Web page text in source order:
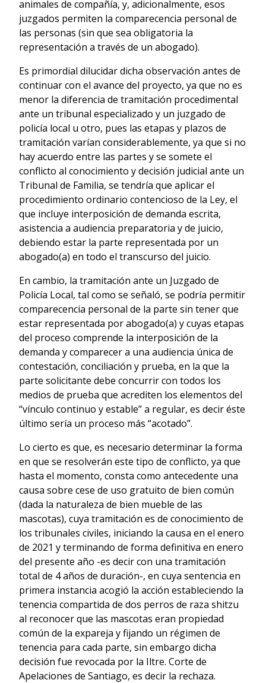
animales de compañía, y, adicionalmente, esos
juzgados permiten la comparecencia personal de
las personas (sin que sea obligatoria la
representación a través de un abogado).
Es primordial dilucidar dicha observación antes de
continuar con el avance del proyecto, ya que no es
menor la diferencia de tramitación procedimental
ante un tribunal especializado y un juzgado de
policía local u otro, pues las etapas y plazos de
tramitación varían considerablemente, ya que si no
hay acuerdo entre las partes y se somete el
conflicto al conocimiento y decisión judicial ante un
Tribunal de Familia, se tendría que aplicar el
procedimiento ordinario contencioso de la Ley, el
que incluye interposición de demanda escrita,
asistencia a audiencia preparatoria y de juicio,
debiendo estar la parte representada por un
abogado(a) en todo el transcurso del juicio.
En cambio, la tramitación ante un Juzgado de
Policía Local, tal como se señaló, se podría permitir
comparecencia personal de la parte sin tener que
estar representada por abogado(a) y cuyas etapas
del proceso comprende la interposición de la
demanda y comparecer a una audiencia única de
contestación, conciliación y prueba, en la que la
parte solicitante debe concurrir con todos los
medios de prueba que acrediten los elementos del
“vínculo continuo y estable” a regular, es decir éste
último sería un proceso más “acotado”.
Lo cierto es que, es necesario determinar la forma
en que se resolverán este tipo de conflicto, ya que
hasta el momento, consta como antecedente una
causa sobre cese de uso gratuito de bien común
(dada la naturaleza de bien mueble de las
mascotas), cuya tramitación es de conocimiento de
los tribunales civiles, iniciando la causa en el enero
de 2021 y terminando de forma definitiva en enero
del presente año -es decir con una tramitación
total de 4 años de duración-, en cuya sentencia en
primera instancia acogió la acción estableciendo la
tenencia compartida de dos perros de raza shitzu
al reconocer que las mascotas eran propiedad
común de la expareja y fijando un régimen de
tenencia para cada parte, sin embargo dicha
decisión fue revocada por la Iltre. Corte de
Apelaciones de Santiago, es decir la rechaza.